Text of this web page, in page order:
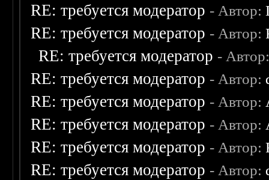
RE: требуется модератор - Автор:
RE: требуется модератор - Автор:
RE: требуется модератор -
RE: требуется модератор - Автор:
RE: требуется модератор - Автор:
RE: требуется модератор - Автор:
RE: требуется модератор - Автор:
RE: требуется модератор - Автор: